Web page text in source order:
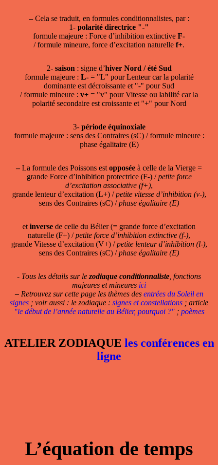
–Cela se traduit, en formules conditionnalistes, par :
1- polarité directrice "-"
formule majeure : Force d’inhibition extinctive F-
/ formule mineure, force d’excitation naturelle f+.
2- saison: signe d’hiver Nord / été Sud
formule majeure : L-= "L" pour Lenteur car la polarité
dominante est décroissante et "-" pour Sud
/ formule mineure : v+ = "v" pour Vitesse ou labilité car la
polarité secondaire est croissante et "+" pour Nord
3- période équinoxiale
formule majeure : sens des Contraires (sC) / formule mineure :
phase égalitaire (E)
–La formule des Poissons estopposée à celle de la Vierge =
grande Force d’inhibition protectrice (F-) /petite force
d’excitation associative (f+),
grande lenteur d’excitation (L+) /petite vitesse d’inhibition (v-),
sens des Contraires (sC) /phase égalitaire (E)
etinverse de celle du Bélier (= grande force d’excitation
naturelle (F+) /petite force d’inhibition extinctive (f-),
grande Vitesse d’excitation (V+) /petite lenteur d’inhibition (l-),
sens des Contraires (sC) /phase égalitaire (E)
- Tous les détails sur lezodiaque conditionnaliste, fonctions
majeures et mineures ici
–Retrouvez sur cette page les thèmes des entrées du Soleil en
signes ; voir aussi : le zodiaque : signes et constellations ; article
"le début de l’année naturelle au Bélier, pourquoi ?"; poèmes
ATELIER ZODIAQUE les conférences en
ligne
L’équation de temps